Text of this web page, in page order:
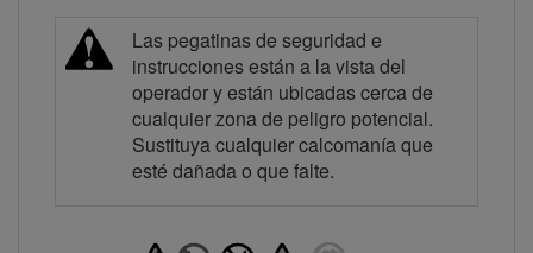
Las pegatinas de seguridad e
instrucciones están a la vista del
operador y están ubicadas cerca de
cualquier zona de peligro potencial.
Sustituya cualquier calcomanía que
esté dañada o que falte.